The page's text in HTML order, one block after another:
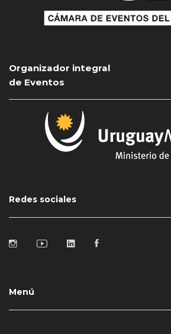
Organizador integral
de Eventos
Redes sociales
Menú